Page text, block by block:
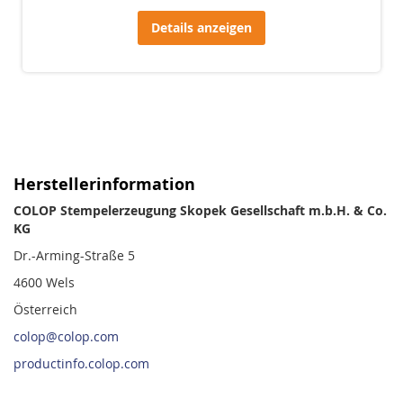
Details anzeigen
Herstellerinformation
COLOP Stempelerzeugung Skopek Gesellschaft m.b.H. & Co.
KG
Dr.-Arming-Straße 5
4600 Wels
Österreich
colop@colop.com
productinfo.colop.com